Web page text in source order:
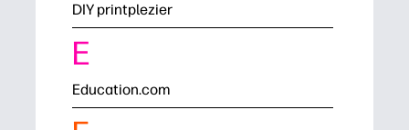
DIY printplezier
E
Education.com